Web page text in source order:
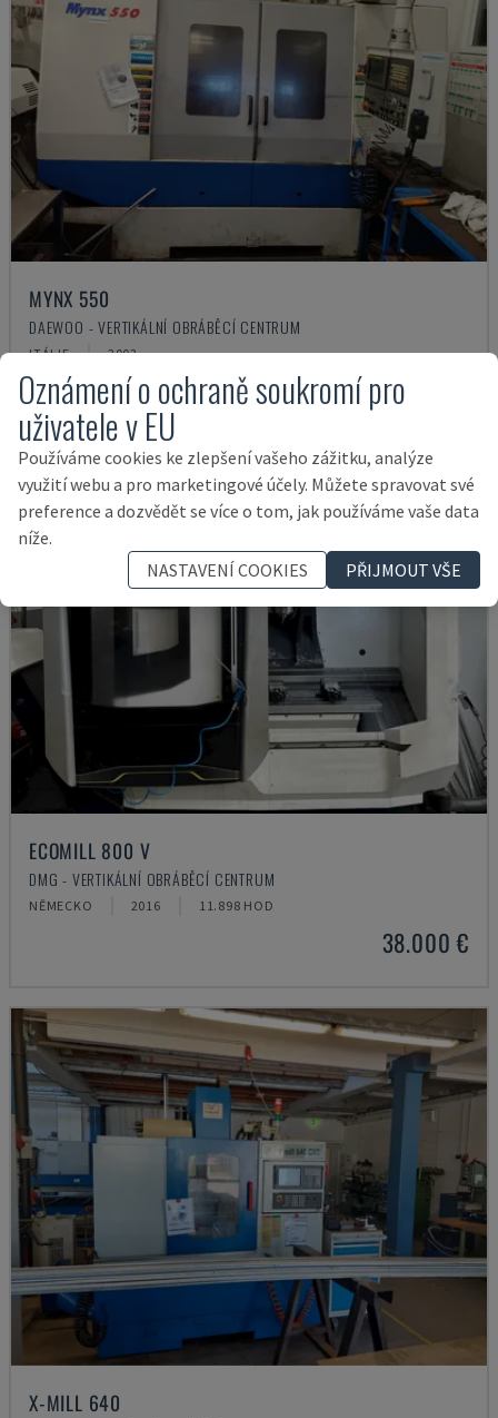
MYNX 550
DAEWOO - VERTIKÁLNÍ OBRÁBĚCÍ CENTRUM
ITÁLIE 2003
21.000 €
ECOMILL 800 V
DMG - VERTIKÁLNÍ OBRÁBĚCÍ CENTRUM
NĚMECKO 2016 11.898 HOD
38.000 €
X-MILL 640
Oznámení o ochraně soukromí pro
uživatele v EU
Používáme cookies ke zlepšení vašeho zážitku, analýze
využití webu a pro marketingové účely. Můžete spravovat své
preference a dozvědět se více o tom, jak používáme vaše data
níže.
NASTAVENÍ COOKIES
PŘIJMOUT VŠE